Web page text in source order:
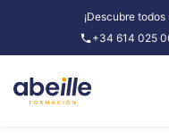
¡Descubre todos
+34 614 025